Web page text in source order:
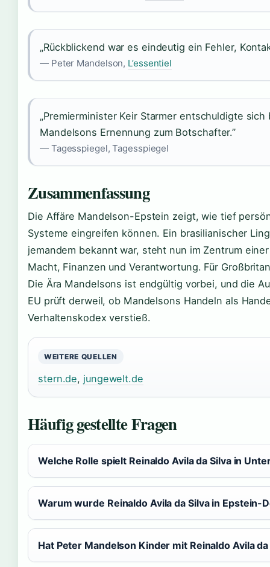
„Rückblickend war es eindeutig ein Fehler,
— Peter Mandelson, L’essentiel
„Premierminister Keir Starmer entschuldigte
Mandelsons Ernennung zum Botschafter.”
— Tagesspiegel, Tagesspiegel
Zusammenfassung
Die Affäre Mandelson-Epstein zeigt, wie tief
Systeme eingreifen können. Ein brasilianischer
jemandem bekannt war, steht nun im Zentrum
Macht, Finanzen und Verantwortung. Für
Die Ära Mandelsons ist endgültig vorbei, und die
EU prüft derweil, ob Mandelsons Handeln als
Verhaltenskodex verstieß.
WEITERE QUELLEN
stern.de, jungewelt.de
Häufig gestellte Fragen
Welche Rolle spielt Reinaldo Avila da Silva in
Warum wurde Reinaldo Avila da Silva in Epstein-
Hat Peter Mandelson Kinder mit Reinaldo Avila da